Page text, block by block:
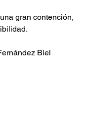
gran contención,
Biel